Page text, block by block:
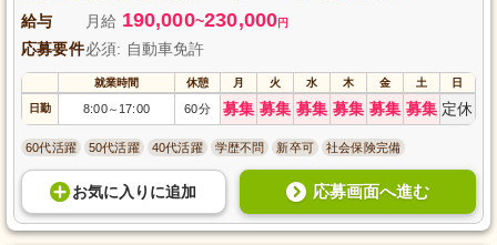
給与 月給 190,000~230,000円
応募要件必須: 自動車免許
就業時間 休憩 月 火 水 木 金 土 日
日勤 8:00～ 17:00 60分 募集 募集 募集 募集 募集 募集 定休
60代活躍 50代活躍 40代活躍 学歴不問 新卒可 社会保険完備
お気に入り に追加 応募画面へ進む